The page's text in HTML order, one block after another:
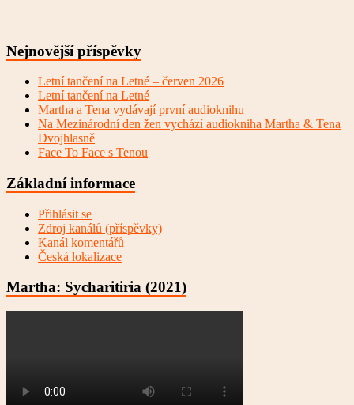
Nejnovější příspěvky
Letní tančení na Letné – červen 2026
Letní tančení na Letné
Martha a Tena vydávají první audioknihu
Na Mezinárodní den žen vychází audiokniha Martha & Tena
Dvojhlasně
Face To Face s Tenou
Základní informace
Přihlásit se
Zdroj kanálů (příspěvky)
Kanál komentářů
Česká lokalizace
Martha: Sycharitiria (2021)